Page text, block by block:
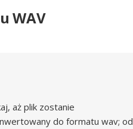
WAV
aż plik zostanie
do formatu wav; od